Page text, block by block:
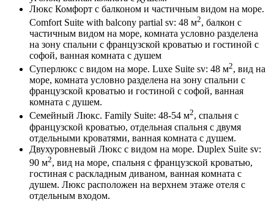
Люкс Комфорт с балконом и частичным видом на море.
Comfort Suite with balcony partial sv: 48 м2, балкон с
частичным видом на море, комната условно разделена
на зону спальни с французской кроватью и гостиной с
софой, ванная комната с душем
Суперлюкс с видом на море. Luxe Suite sv: 48 м2, вид на
море, комната условно разделена на зону спальни с
французской кроватью и гостиной с софой, ванная
комната с душем.
Семейный Люкс. Family Suite: 48-54 м2, спальня с
французской кроватью, отдельная спальня с двумя
отдельными кроватями, ванная комната с душем.
Двухуровневый Люкс с видом на море. Duplex Suite sv:
90 м2, вид на море, спальня с французской кроватью,
гостиная с раскладным диваном, ванная комната с
душем. Люкс расположен на верхнем этаже отеля с
отдельным входом.